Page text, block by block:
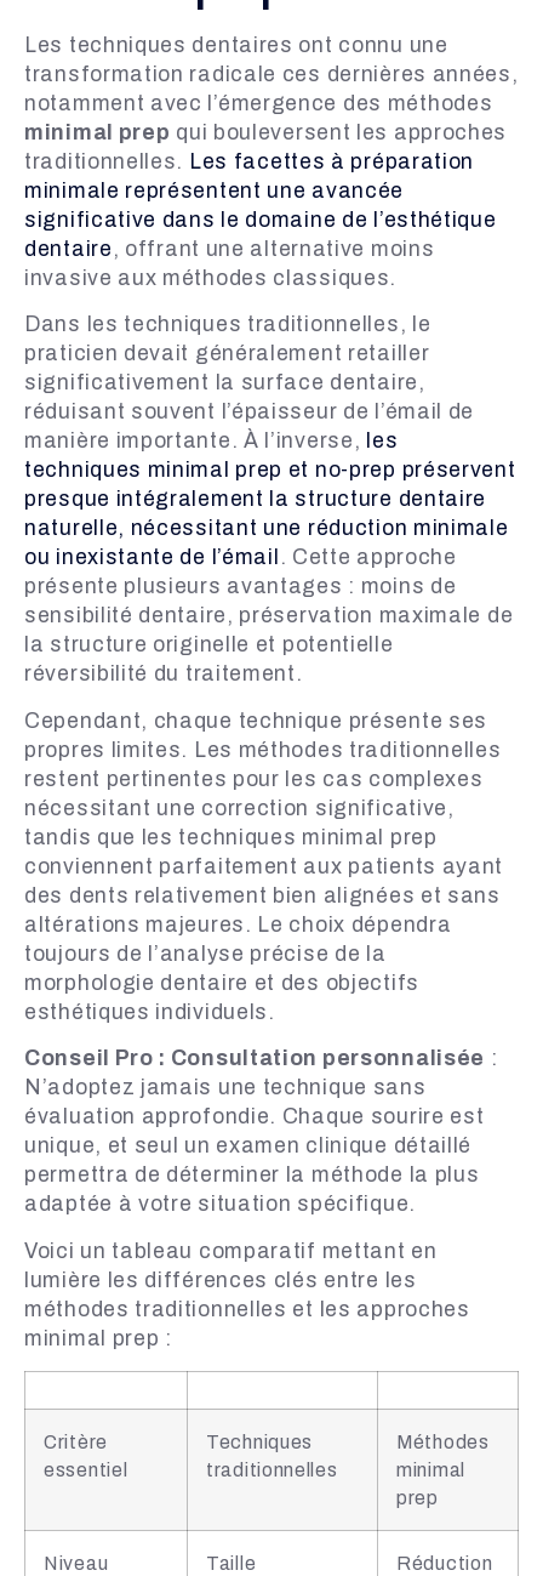
Les techniques dentaires ont connu une
transformation radicale ces dernières années,
notamment avec l’émergence des méthodes
minimal prep qui bouleversent les approches
traditionnelles. Les facettes à préparation
minimale représentent une avancée
significative dans le domaine de l’esthétique
dentaire , offrant une alternative moins
invasive aux méthodes classiques.
Dans les techniques traditionnelles, le
praticien devait généralement retailler
significativement la surface dentaire,
réduisant souvent l’épaisseur de l’émail de
manière importante. À l’inverse,
les
techniques minimal prep et no-prep préservent
presque intégralement la structure dentaire
naturelle, nécessitant une réduction minimale
ou inexistante de l’émail . Cette approche
présente plusieurs avantages : moins de
sensibilité dentaire, préservation maximale de
la structure originelle et potentielle
réversibilité du traitement.
Cependant, chaque technique présente ses
propres limites. Les méthodes traditionnelles
restent pertinentes pour les cas complexes
nécessitant une correction significative,
tandis que les techniques minimal prep
conviennent parfaitement aux patients ayant
des dents relativement bien alignées et sans
altérations majeures. Le choix dépendra
toujours de l’analyse précise de la
morphologie dentaire et des objectifs
esthétiques individuels.
Conseil Pro : Consultation personnalisée :
N’adoptez jamais une technique sans
évaluation approfondie. Chaque sourire est
unique, et seul un examen clinique détaillé
permettra de déterminer la méthode la plus
adaptée à votre situation spécifique.
Voici un tableau comparatif mettant en
lumière les différences clés entre les
méthodes traditionnelles et les approches
minimal prep :
Critère
essentiel
Techniques
traditionnelles
Méthodes
minimal
prep
Niveau
Taille
Réduction